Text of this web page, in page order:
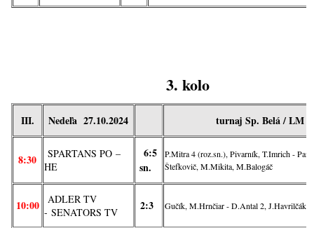
3. kolo
III. Nedeľa 27.10.2024 turnaj Sp. Belá / LM
8:30 SPARTANS PO –
HE
6:5
sn.
P.Mitra 4 (roz.sn.), Pivarník, T.Imrich -
Štefkovič, M.Mikita, M.Balogáč
10:00
ADLER TV
- SENATORS TV 2:3 Gučík, M.Hrnčiar - D.Antal 2, J.Havrilčák